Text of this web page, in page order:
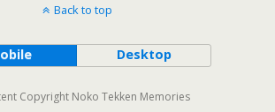
Back to top
Desktop
Copyright Noko Tekken Memories